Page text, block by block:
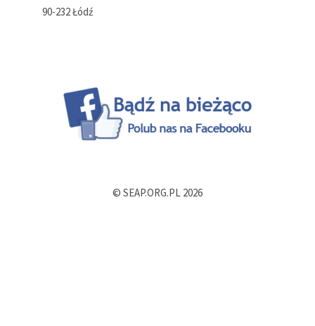
90-232 Łódź
© SEAP.ORG.PL 2026